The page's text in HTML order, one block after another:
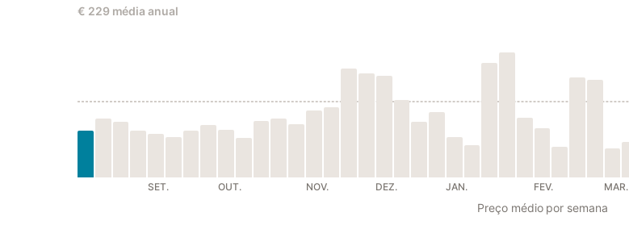
€ 229 média anual
SET. OUT. NOV. DEZ. JAN. FEV. MAR.
Preço médio por semana